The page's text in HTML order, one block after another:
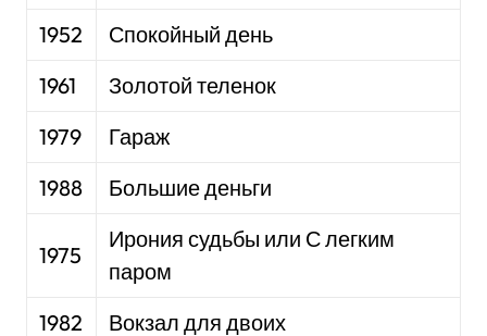
1952
Спокойный день
1961
Золотой теленок
1979
Гараж
1988
Большие деньги
1975
Ирония судьбы или С легким
паром
1982
Вокзал для двоих